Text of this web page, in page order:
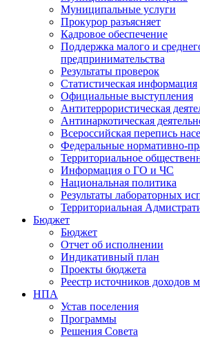
Муниципальные услуги
Прокурор разъясняет
Кадровое обеспечение
Поддержка малого и
предпринимательства
Результаты проверок
Статистическая информация
Официальные выступления
Антитеррористическая
Антинаркотическая
Всероссийская перепись
Федеральные нормативно-
Территориальное
Информация о ГО и ЧС
Национальная политика
Результаты лабораторных
Территориальная
Бюджет
Бюджет
Отчет об исполнении
Индикативный план
Проекты бюджета
Реестр источников доходов
НПА
Устав поселения
Программы
Решения Совета